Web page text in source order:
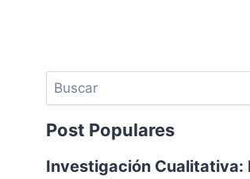
Post Populares
Investigación Cualitativa: